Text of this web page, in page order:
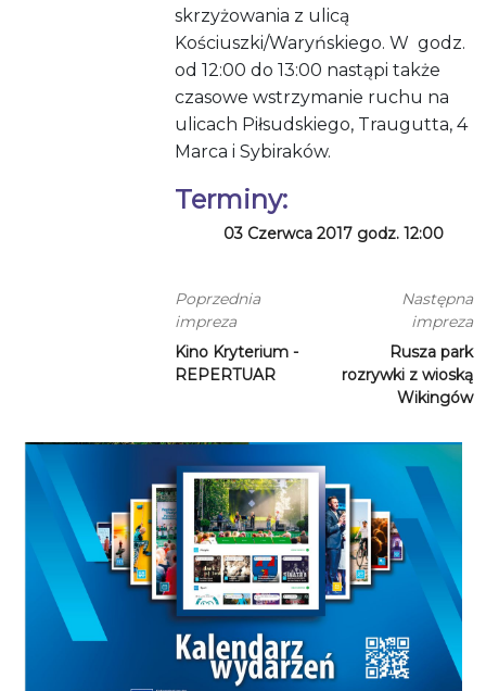
skrzyżowania z ulicą
Kościuszki/Waryńskiego. W godz.
od 12:00 do 13:00 nastąpi także
czasowe wstrzymanie ruchu na
ulicach Piłsudskiego, Traugutta, 4
Marca i Sybiraków.
Terminy:
03 Czerwca 2017 godz. 12:00
Poprzednia
impreza
Kino Kryterium -
REPERTUAR
Następna
impreza
Rusza park
rozrywki z wioską
Wikingów